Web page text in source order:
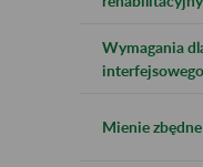
Wymagania
interfejsowego
Mienie zbędne